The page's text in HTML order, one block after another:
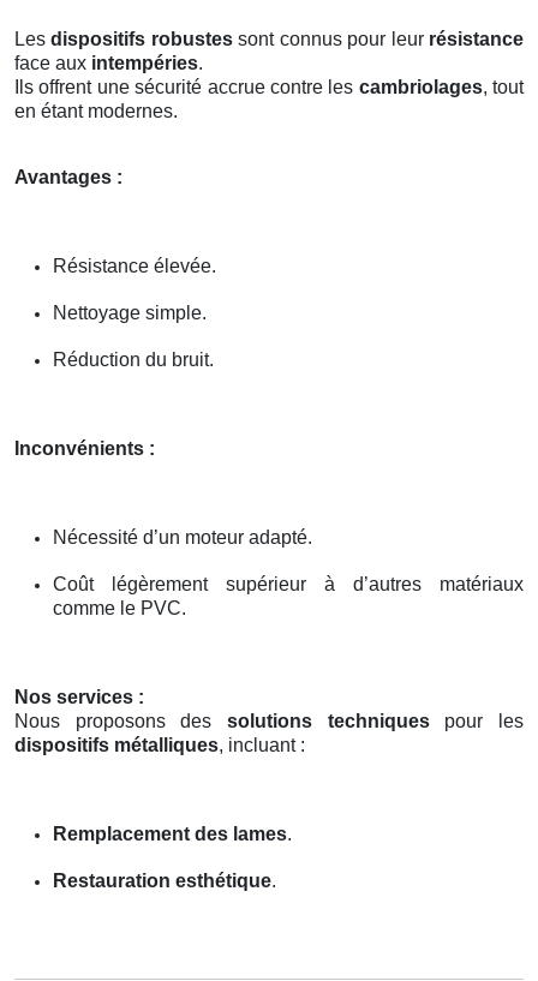
Lesdispositifs robustessont connus pour leur résistance
face aux intempéries.
Ils offrent une sécurité accrue contre les cambriolages, tout
en étant modernes.
Avantages :
Résistance élevée.
Nettoyage simple.
Réduction du bruit.
Inconvénients :
Nécessité d’un moteur adapté.
Coût légèrement supérieur à d’autres matériaux
comme le PVC.
Nos services :
Nous proposons des solutions techniquespour les
dispositifs métalliques, incluant :
Remplacement des lames.
Restauration esthétique.